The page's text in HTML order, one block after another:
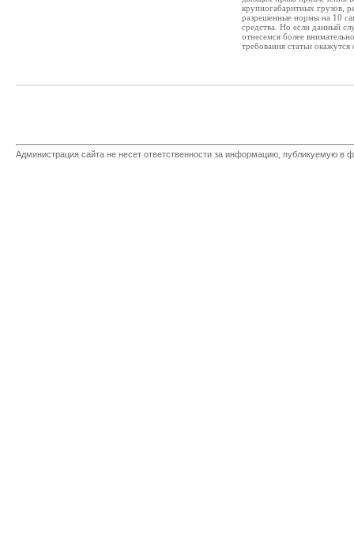
крупногабаритных грузов,
разрешенные нормы на 10
средства. Но если данный
отнесемся более
требования статьи
Администрация сайта не несет ответственности за информацию, публикуемую